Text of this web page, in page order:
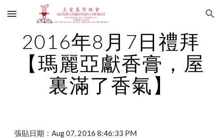
Skip to main content Skip to navigation
2016年8月7日禮拜
【瑪麗亞獻香膏，屋
裏滿了香氣】
張貼日期：Aug 07, 2016 8:46:33 PM